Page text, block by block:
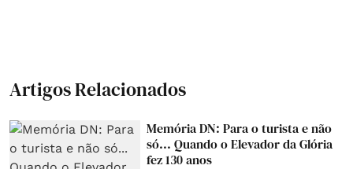
Artigos Relacionados
Memória DN: Para o turista e não
só... Quando o Elevador da Glória
fez 130 anos